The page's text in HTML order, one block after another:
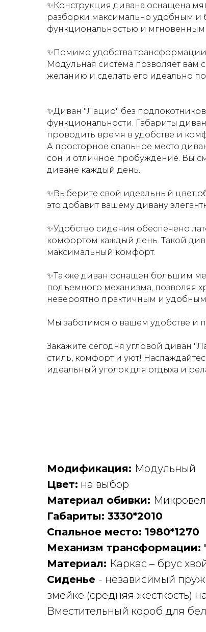
✨Конструкция дивана оснащена
разборки максимально удобным и
функциональностью и мгновенным
✨Помимо удобства
Модульная система позволяет
желанию и сделать его идеально
✨Диван "Лацио" без
функциональности. Габариты
проводить время в удобстве и
А просторное спальное место
сон и отличное пробуждение. Вы
диване каждый день.
✨Выберите свой идеальный цвет
это добавит вашему дивану
✨Удобство сидения обеспечено
комфортом каждый день. Такой
максимальный комфорт.
✨Также диван оснащен большим
подъемного механизма, позволяя
невероятно практичным и
Мы заботимся о вашем удобстве и
Закажите сегодня угловой диван
стиль, комфорт и уют!
идеальный уголок для отдыха и
Модификация: Модульный
Цвет: на выбор
Материал обивки:
Габариты: 3330*2010
Спальное место: 1980*1270
Механизм трансформации:
Материал: Каркас – брус
Сиденье - независимый
змейке (средняя жесткость)
Вместительный короб для